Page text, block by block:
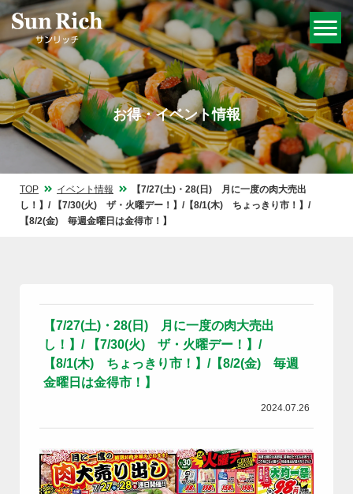
お得・イベント情報
TOP イベント情報
【7/27(土)・28(日) 月に一度の肉大売出
し！】/ 【7/30(火) ザ・火曜デー！】/【8/1(木) ちょっきり市！】/
【8/2(金) 毎週金曜日は金得市！】
【7/27(土)・28(日) 月に一度の肉大売出
し！】/ 【7/30(火) ザ・火曜デー！】/
【8/1(木) ちょっきり市！】/【8/2(金) 毎週
金曜日は金得市！】
2024.07.26